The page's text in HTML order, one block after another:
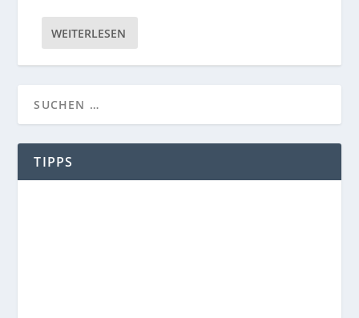
WEITERLESEN
TIPPS